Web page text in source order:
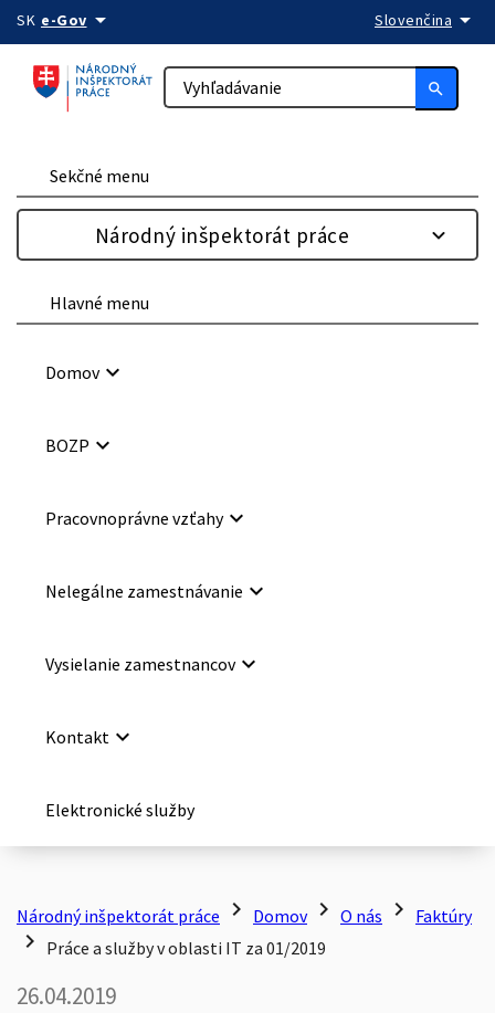
Preskočiť na obsah
SK e-Govarrow_drop_down Slovenčina arrow_drop_down
search
Sekčné menu
Národný inšpektorát práce
Hlavné menu
Domovkeyboard_arrow_down
BOZP keyboard_arrow_down
Pracovnoprávne vzťahykeyboard_arrow_down
Nelegálne zamestnávanie keyboard_arrow_down
Vysielanie zamestnancovkeyboard_arrow_down
Kontakt keyboard_arrow_down
Elektronické služby
Národný inšpektorát práce chevron_right Domov chevron_right O nás chevron_right Faktúry
chevron_right Práce a služby v oblasti IT za 01/2019
26.04.2019